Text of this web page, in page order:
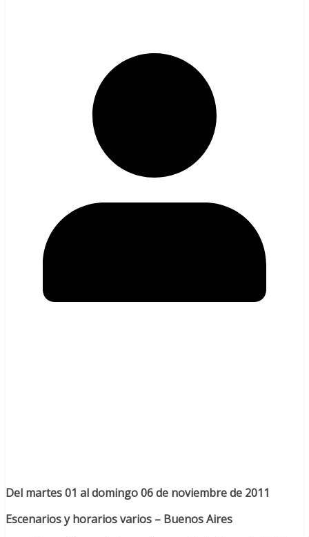
Del martes 01 al domingo 06 de noviembre de 2011
Escenarios y horarios varios – Buenos Aires